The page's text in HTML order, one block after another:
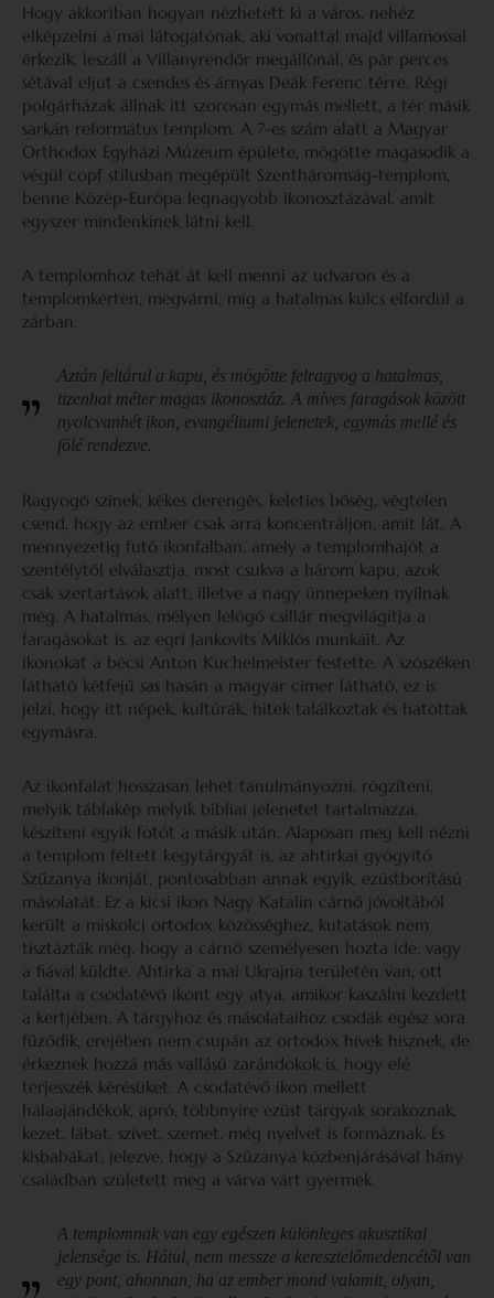
Hogy akkoriban hogyan nézhetett ki a város, nehéz
elképzelni a mai látogatónak, aki vonattal majd villamossal
érkezik, leszáll a Villanyrendőr megállónál, és pár perces
sétával eljut a csendes és árnyas Deák Ferenc térre. Régi
polgárházak állnak itt szorosan egymás mellett, a tér másik
sarkán református templom. A 7-es szám alatt a Magyar
Orthodox Egyházi Múzeum épülete, mögötte magasodik a
végül copf stílusban megépült Szentháromság-templom,
benne Közép-Európa legnagyobb ikonosztázával, amit
egyszer mindenkinek látni kell.
A templomhoz tehát át kell menni az udvaron és a
templomkerten, megvárni, míg a hatalmas kulcs elfordul a
zárban.
Aztán feltárul a kapu, és mögötte felragyog a hatalmas,
tizenhat méter magas ikonosztáz. A míves faragások között
nyolcvanhét ikon, evangéliumi jelenetek, egymás mellé és
fölé rendezve.
Ragyogó színek, kékes derengés, keleties bőség, végtelen
csend, hogy az ember csak arra koncentráljon, amit lát. A
mennyezetig futó ikonfalban, amely a templomhajót a
szentélytől elválasztja, most csukva a három kapu, azok
csak szertartások alatt, illetve a nagy ünnepeken nyílnak
meg. A hatalmas, mélyen lelógó csillár megvilágítja a
faragásokat is, az egri Jankovits Miklós munkáit. Az
ikonokat a bécsi Anton Kuchelmeister festette. A szószéken
látható kétfejű sas hasán a magyar címer látható, ez is
jelzi, hogy itt népek, kultúrák, hitek találkoztak és hatottak
egymásra.
Az ikonfalat hosszasan lehet tanulmányozni, rögzíteni,
melyik táblakép melyik bibliai jelenetet tartalmazza,
készíteni egyik fotót a másik után. Alaposan meg kell nézni
a templom féltett kegytárgyát is, az ahtirkai gyógyító
Szűzanya ikonját, pontosabban annak egyik, ezüstborítású
másolatát. Ez a kicsi ikon Nagy Katalin cárnő jóvoltából
került a miskolci ortodox közösséghez, kutatások nem
tisztázták még, hogy a cárnő személyesen hozta ide, vagy
a fiával küldte. Ahtirka a mai Ukrajna területén van, ott
találta a csodatévő ikont egy atya, amikor kaszálni kezdett
a kertjében. A tárgyhoz és másolataihoz csodák egész sora
fűződik, erejében nem csupán az ortodox hívek hisznek, de
érkeznek hozzá más vallású zarándokok is, hogy elé
terjesszék kérésüket. A csodatévő ikon mellett
hálaajándékok, apró, többnyire ezüst tárgyak sorakoznak,
kezet, lábat, szívet, szemet, még nyelvet is formáznak. És
kisbabákat, jelezve, hogy a Szűzanya közbenjárásával hány
családban született meg a várva várt gyermek.
A templomnak van egy egészen különleges akusztikai
jelensége is. Hátul, nem messze a keresztelőmedencétől van
egy pont, ahonnan, ha az ember mond valamit, olyan,